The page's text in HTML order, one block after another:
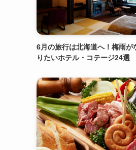
6月の旅行は北海道へ！梅雨が
りたいホテル・コテージ24選